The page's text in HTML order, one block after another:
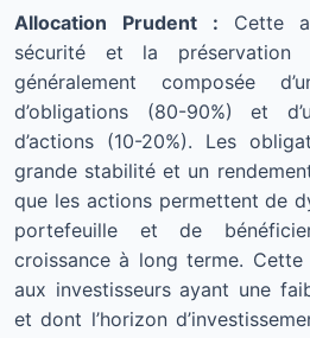
Allocation Prudent : Cette
sécurité et la
généralement composée
d’obligations (80-90%) et
d’actions (10-20%). Les
grande stabilité et un
que les actions permettent de
portefeuille et de
croissance à long terme.
aux investisseurs ayant une
et dont l’horizon